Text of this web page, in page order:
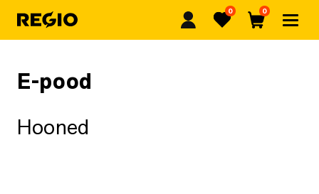
Regio Lemmikud
0
Ostukorv
0
E-pood
Hooned